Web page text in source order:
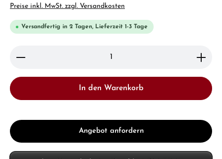
Preise inkl. MwSt. zzgl. Versandkosten
Versandfertig in 2 Tagen, Lieferzeit 1-3 Tage
Produkt Anzahl: Gib den gewünschten Wert ein
In den Warenkorb
Angebot anfordern